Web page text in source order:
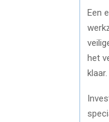
Een
het
klaar.